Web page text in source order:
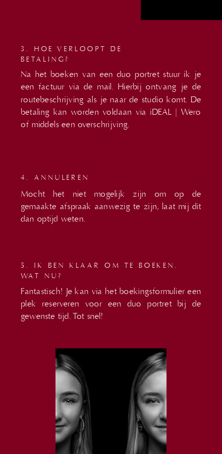
Fantastisch! Je kan via het boekingsformulier een
plek reserveren voor een duo portret bij de
gewenste tijd. Tot snel!
5. IK BEN KLAAR OM TE BOEKEN.
WAT NU?
Mocht het niet mogelijk zijn om op de
gemaakte afspraak aanwezig te zijn, laat mij dit
dan optijd weten.
4. ANNULEREN
Na het boeken van een duo portret stuur ik je
een factuur via de mail. Hierbij ontvang je de
routebeschrijving als je naar de studio komt. De
betaling kan worden voldaan via iDEAL | Wero
of middels een overschrijving.
3. HOE VERLOOPT DE
BETALING?